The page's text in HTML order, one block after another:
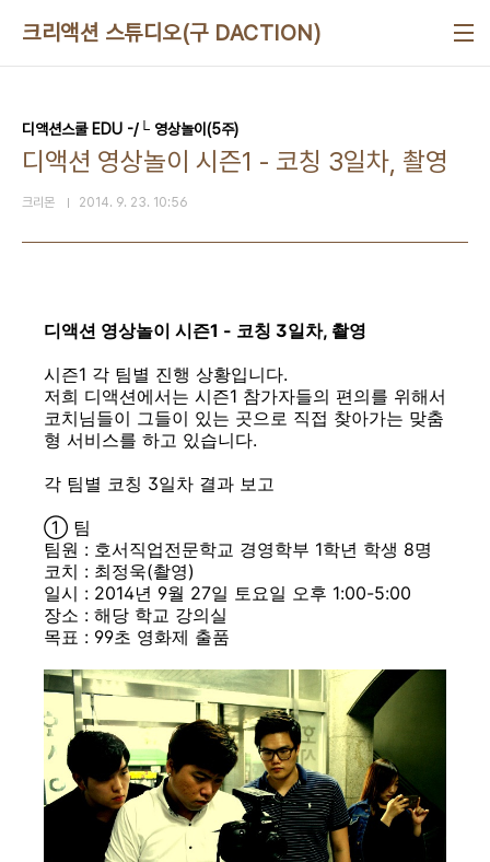
크리액션 스튜디오(구 DACTION)
디액션스쿨 EDU -/└ 영상놀이(5주)
디액션 영상놀이 시즌1 - 코칭 3일차, 촬영
크리몬 2014. 9. 23. 10:56
디액션 영상놀이 시즌1 - 코칭 3일차, 촬영
시즌1 각 팀별 진행 상황입니다.
저희 디액션에서는 시즌1 참가자들의 편의를 위해서
코치님들이 그들이 있는 곳으로 직접 찾아가는 맞춤
형 서비스를 하고 있습니다.
각 팀별 코칭 3일차 결과 보고
① 팀
팀원 : 호서직업전문학교 경영학부 1학년 학생 8명
코치 : 최정욱(촬영)
일시 : 2014년 9월 27일 토요일 오후 1:00-5:00
장소 : 해당 학교 강의실
목표 : 99초 영화제 출품